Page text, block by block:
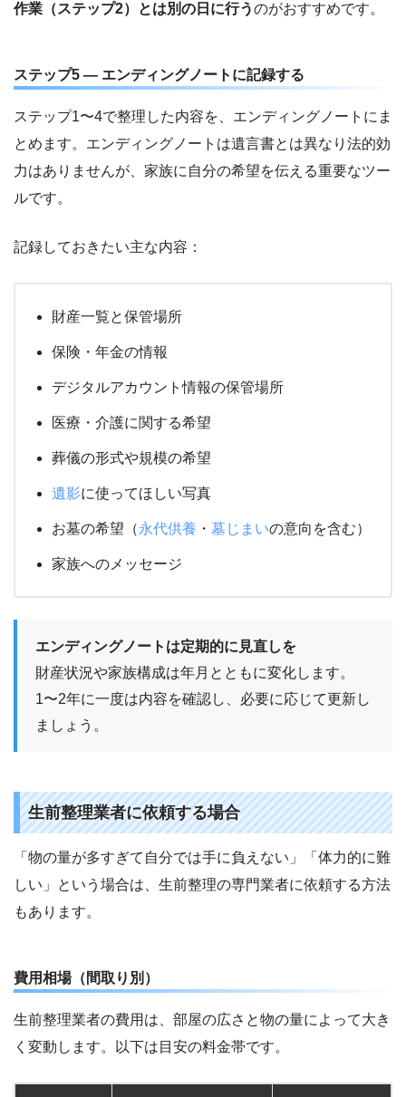
作業（ステップ2）とは別の日に行うのがおすすめです。
ステップ5 — エンディングノートに記録する
ステップ1〜4で整理した内容を、エンディングノートにま
とめます。エンディングノートは遺言書とは異なり法的効
力はありませんが、家族に自分の希望を伝える重要なツー
ルです。
記録しておきたい主な内容：
財産一覧と保管場所
保険・年金の情報
デジタルアカウント情報の保管場所
医療・介護に関する希望
葬儀の形式や規模の希望
遺影に使ってほしい写真
お墓の希望（永代供養 ・ 墓じまいの意向を含む）
家族へのメッセージ
エンディングノートは定期的に見直しを
財産状況や家族構成は年月とともに変化します。
1〜2年に一度は内容を確認し、必要に応じて更新し
ましょう。
生前整理業者に依頼する場合
「物の量が多すぎて自分では手に負えない」「体力的に難
しい」という場合は、生前整理の専門業者に依頼する方法
もあります。
費用相場（間取り別）
生前整理業者の費用は、部屋の広さと物の量によって大き
く変動します。以下は目安の料金帯です。